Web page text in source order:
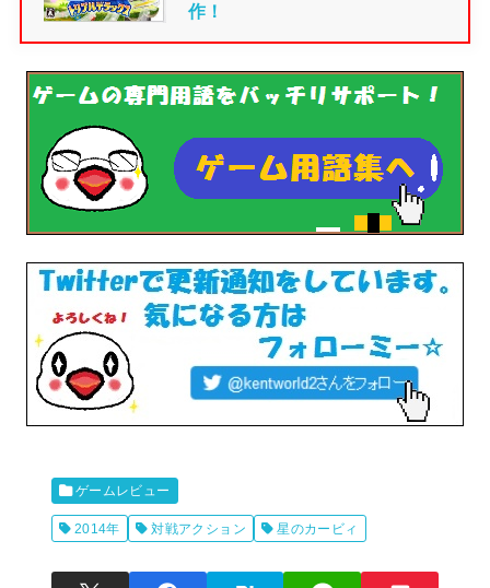
作！
ゲームレビュー
2014年 対戦アクション 星のカービィ